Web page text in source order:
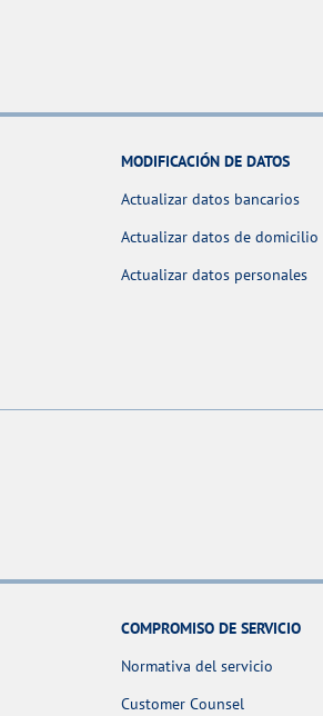
MODIFICACIÓN DE DATOS
Actualizar datos bancarios
Actualizar datos de domicilio
Actualizar datos personales
COMPROMISO DE SERVICIO
Normativa del servicio
Customer Counsel